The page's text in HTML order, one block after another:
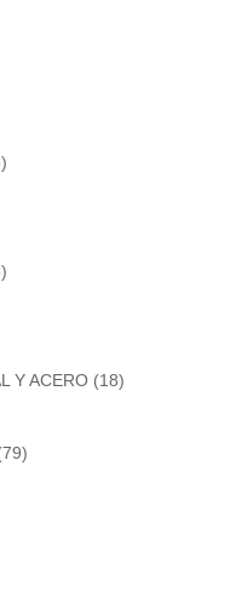
Y ACERO (18)